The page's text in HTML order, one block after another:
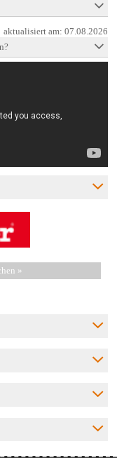
aktualisiert am:07.08.2026
»